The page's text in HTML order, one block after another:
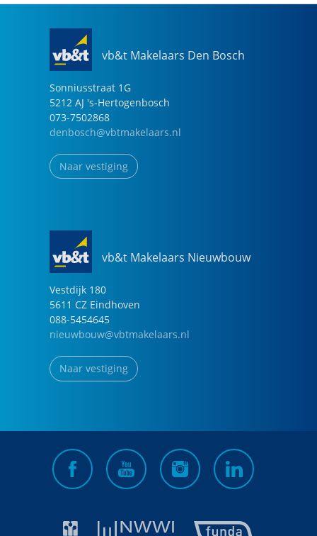
vb&t Makelaars Den Bosch
Sonniusstraat 1G
5212 AJ 's-Hertogenbosch
073-7502868
denbosch@vbtmakelaars.nl
Naar vestiging
vb&t Makelaars Nieuwbouw
Vestdijk 180
5611 CZ Eindhoven
088-5454645
nieuwbouw@vbtmakelaars.nl
Naar vestiging